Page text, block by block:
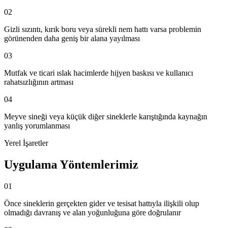
02
Gizli sızıntı, kırık boru veya sürekli nem hattı varsa problemin
görünenden daha geniş bir alana yayılması
03
Mutfak ve ticari ıslak hacimlerde hijyen baskısı ve kullanıcı
rahatsızlığının artması
04
Meyve sineği veya küçük diğer sineklerle karıştığında kaynağın
yanlış yorumlanması
Yerel İşaretler
Uygulama Yöntemlerimiz
01
Önce sineklerin gerçekten gider ve tesisat hattıyla ilişkili olup
olmadığı davranış ve alan yoğunluğuna göre doğrulanır